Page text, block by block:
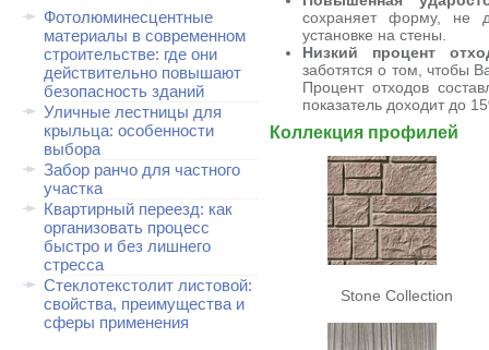
Фотолюминесцентные
материалы в современном
строительстве: где они
действительно повышают
безопасность зданий
Уличные лестницы для
крыльца: особенности
выбора
Забор ранчо для частного
участка
Квартирный переезд: как
организовать процесс
быстро и без лишнего
стресса
Стеклотекстолит листовой:
свойства, преимущества и
сферы применения
сохраняет форму, не
установке на стены.
Низкий процент
заботятся о том, чтобы
Процент отходов
показатель доходит до
Коллекция профилей
Stone Collection